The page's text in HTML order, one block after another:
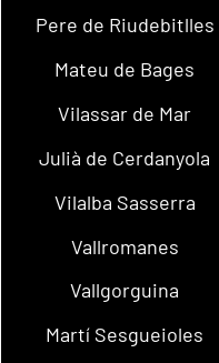
Pere de Riudebitlles
Mateu de Bages
Vilassar de Mar
Julià de Cerdanyola
Vilalba Sasserra
Vallromanes
Vallgorguina
Martí Sesgueioles